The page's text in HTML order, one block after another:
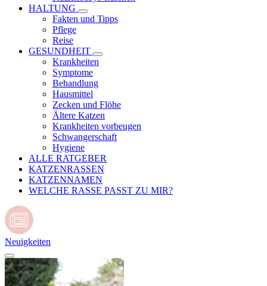
HALTUNG
Fakten und Tipps
Pflege
Reise
GESUNDHEIT
Krankheiten
Symptome
Behandlung
Hausmittel
Zecken und Flöhe
Ältere Katzen
Krankheiten vorbeugen
Schwangerschaft
Hygiene
ALLE RATGEBER
KATZENRASSEN
KATZENNAMEN
WELCHE RASSE PASST ZU MIR?
Neuigkeiten